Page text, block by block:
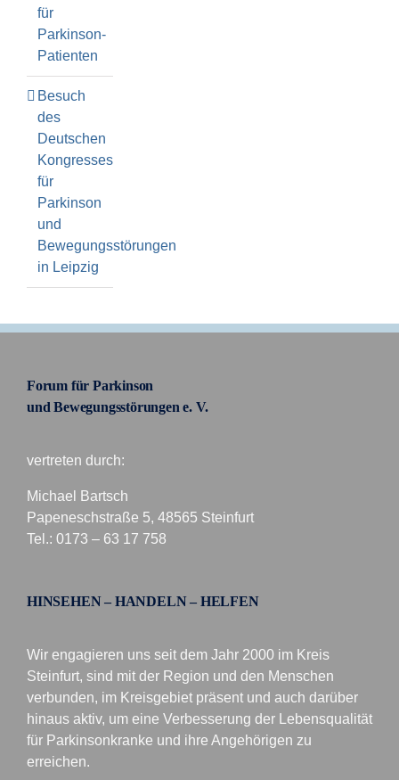
für
Parkinson-
Patienten
Besuch
des
Deutschen
Kongresses
für
Parkinson
und
Bewegungsstörungen
in Leipzig
Forum für Parkinson
und Bewegungsstörungen e. V.
vertreten durch:
Michael Bartsch
Papeneschstraße 5, 48565 Steinfurt
Tel.: 0173 – 63 17 758
HINSEHEN – HANDELN – HELFEN
Wir engagieren uns seit dem Jahr 2000 im Kreis
Steinfurt, sind mit der Region und den Menschen
verbunden, im Kreisgebiet präsent und auch darüber
hinaus aktiv, um eine Verbesserung der Lebensqualität
für Parkinsonkranke und ihre Angehörigen zu
erreichen.